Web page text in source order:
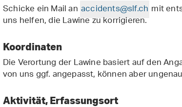
Schicke ein Mail anaccidents@slf.ch mit
uns helfen, die Lawine zu korrigieren.
Koordinaten
Die Verortung der Lawine basiert auf den
von uns ggf. angepasst, können aber
Aktivität, Erfassungsort